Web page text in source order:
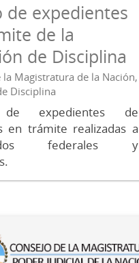
de expedientes
de la
de Disciplina
la Magistratura de la Nación,
Disciplina
de expedientes de
en trámite realizadas a
federales y